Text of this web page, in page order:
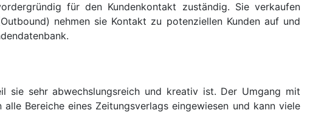
für den Kundenkontakt zuständig. Sie verkaufen
nehmen sie Kontakt zu potenziellen Kunden auf und
sie sehr abwechslungsreich und kreativ ist. Der Umgang mit
Bereiche eines Zeitungsverlags eingewiesen und kann viele